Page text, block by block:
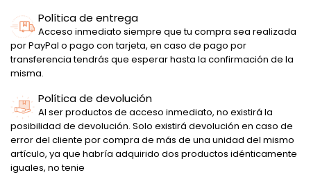
Política de entrega
Acceso inmediato siempre que tu compra sea realizada
por PayPal o pago con tarjeta, en caso de pago por
transferencia tendrás que esperar hasta la confirmación de la
misma.
Política de devolución
Al ser productos de acceso inmediato, no existirá la
posibilidad de devolución. Solo existirá devolución en caso de
error del cliente por compra de más de una unidad del mismo
artículo, ya que habría adquirido dos productos idénticamente
iguales, no tenie